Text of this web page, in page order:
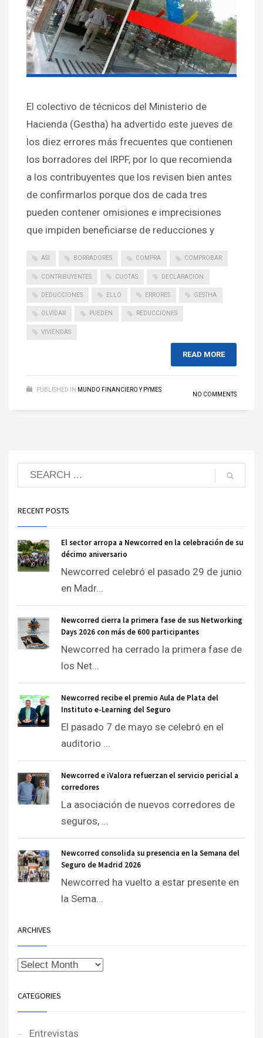
El colectivo de técnicos del Ministerio de
Hacienda (Gestha) ha advertido este jueves de
los diez errores más frecuentes que contienen
los borradores del IRPF, por lo que recomienda
a los contribuyentes que los revisen bien antes
de confirmarlos porque dos de cada tres
pueden contener omisiones e imprecisiones
que impiden beneficiarse de reducciones y
ASI BORRADORES COMPRA COMPROBAR
CONTRIBUYENTES CUOTAS DECLARACION
DEDUCCIONES ELLO ERRORES GESTHA
OLVIDAR PUEDEN REDUCCIONES
VIVIENDAS
READ MORE
PUBLISHED IN MUNDO FINANCIERO Y PYMES
NO COMMENTS
RECENT POSTS
El sector arropa a Newcorred en la celebración de su
décimo aniversario
Newcorred celebró el pasado 29 de junio
en Madr...
Newcorred cierra la primera fase de sus Networking
Days 2026 con más de 600 participantes
Newcorred ha cerrado la primera fase de
los Net...
Newcorred recibe el premio Aula de Plata del
Instituto e-Learning del Seguro
El pasado 7 de mayo se celebró en el
auditorio ...
Newcorred e iValora refuerzan el servicio pericial a
corredores
La asociación de nuevos corredores de
seguros, ...
Newcorred consolida su presencia en la Semana del
Seguro de Madrid 2026
Newcorred ha vuelto a estar presente en
la Sema...
ARCHIVES
CATEGORIES
Entrevistas